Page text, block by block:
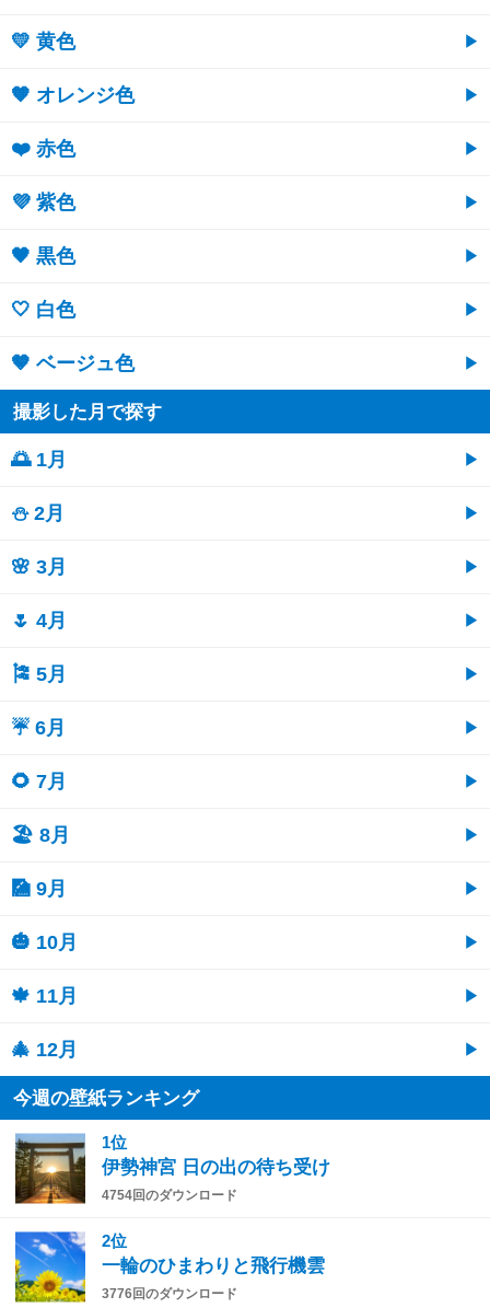
💛 黄色
🧡 オレンジ色
❤️ 赤色
💜 紫色
🖤 黒色
🤍 白色
🤎 ベージュ色
撮影した月で探す
🌅 1月
⛄ 2月
🌸 3月
🌷 4月
🎏 5月
☔ 6月
🌻 7月
🏖 8月
🎑 9月
🎃 10月
🍁 11月
🎄 12月
今週の壁紙ランキング
1位
伊勢神宮 日の出の待ち受け
4754回のダウンロード
2位
一輪のひまわりと飛行機雲
3776回のダウンロード